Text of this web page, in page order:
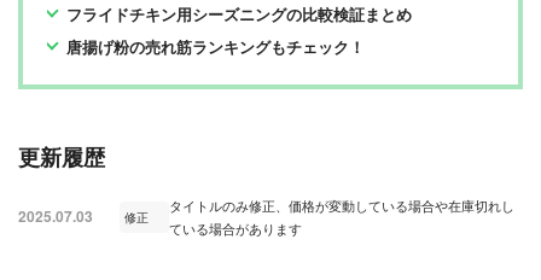
フライドチキン用シーズニングの比較検証まとめ
唐揚げ粉の売れ筋ランキングもチェック！
更新履歴
2025.07.03 修正
タイトルのみ修正、価格が変動している場合や在庫切れし
ている場合があります